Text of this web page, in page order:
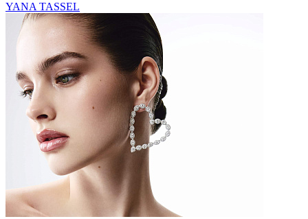
YANA TASSEL